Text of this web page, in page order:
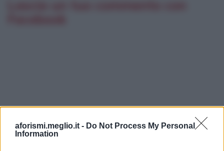
aforismi.meglio.it - Do Not Process My Personal
Information